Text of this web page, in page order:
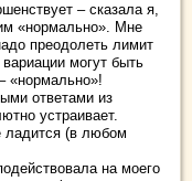
– сказала я,
«нормально». Мне
преодолеть лимит
могут быть
«нормально»!
ответами из
устраивает.
ладится (в любом
на моего